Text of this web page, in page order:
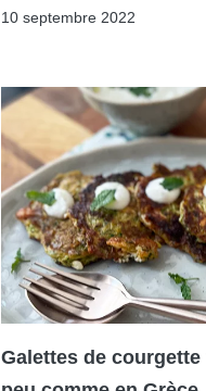
10 septembre 2022
Galettes de